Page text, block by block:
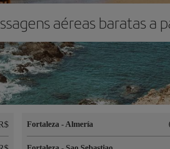
aéreas baratas a
Fortaleza - Almería